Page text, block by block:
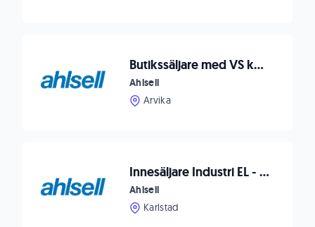
Butikssäljare med VS kompetens till Ahlsell Arvika
Ahlsell
Arvika
Innesäljare Industri EL - Automation & Motion
Ahlsell
Karlstad